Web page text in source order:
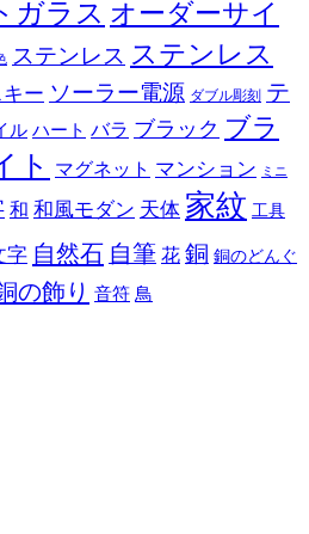
ガラス オーダーサイ
ステンレス ステンレス
ー ソーラー電源 ダブル彫刻 テ
ル ハート バラ ブラック ブラ
ト マグネット マンション ミニ
和 和風モダン 天体 家紋 工具
字 自然石 自筆 花 銅 銅のどんぐ
の飾り 音符 鳥